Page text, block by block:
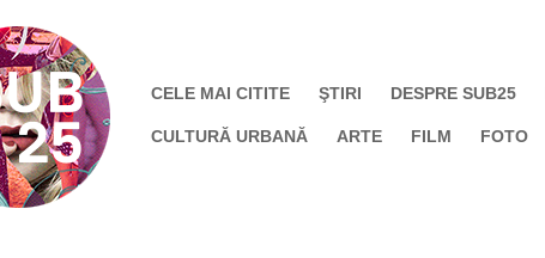
CELE MAI CITITE ŞTIRI DESPRE SUB25
CULTURĂ URBANĂ ARTE FILM FOTO